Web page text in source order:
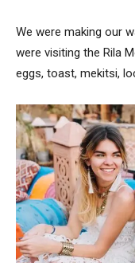
We were making our
were visiting the Rila
eggs, toast, mekitsi,